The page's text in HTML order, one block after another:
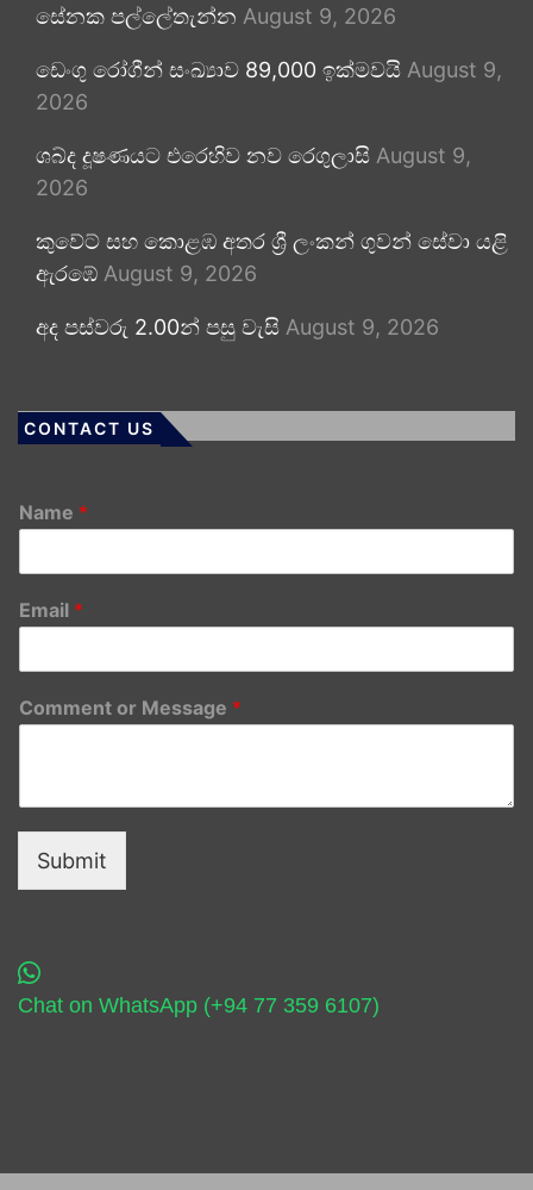
සේනක පල්ලේතැන්න August 9, 2026
ඩෙංගු රෝගීන් සංඛ්‍යාව 89,000 ඉක්මවයි August 9,
2026
ශබ්ද දූෂණයට එරෙහිව නව රෙගුලාසි August 9,
2026
කුවේට් සහ කොළඹ අතර ශ්‍රී ලංකන් ගුවන් සේවා යළි
ඇරඹේ August 9, 2026
අද පස්වරු 2.00න් පසු වැසි August 9, 2026
CONTACT US
Name *
Email *
Comment or Message *
Submit
Chat on WhatsApp (+94 77 359 6107)